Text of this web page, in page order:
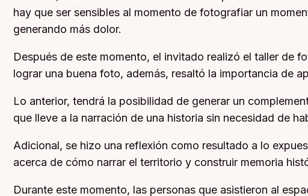
hay que ser sensibles al momento de fotografiar un
generando más dolor.
Después de este momento, el invitado realizó el taller de
lograr una buena foto, además, resaltó la importancia de
Lo anterior, tendrá la posibilidad de generar un
que lleve a la narración de una historia sin necesidad de
Adicional, se hizo una reflexión como resultado a lo
acerca de cómo narrar el territorio y construir memoria
Durante este momento, las personas que asistieron al